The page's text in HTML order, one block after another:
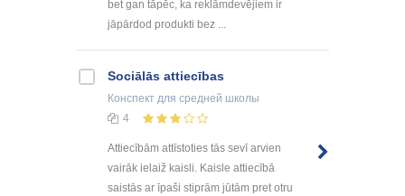
bet gan tāpēc, ka reklāmdevējiem ir
jāpārdod produkti bez ...
Sociālās attiecības
Конспект для средней школы
4
Attiecībām attīstoties tās sevī arvien
vairāk ielaiž kaisli. Kaisle attiecībā
saistās ar īpaši stiprām jūtām pret otru